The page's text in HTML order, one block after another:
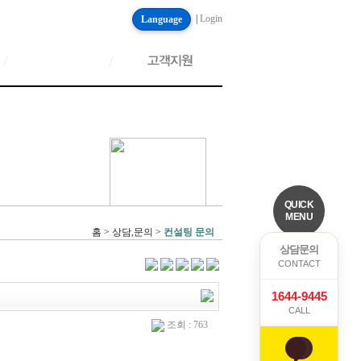
QUICK
MENU
상담문의
CONTACT
1644-9445
CALL
Language | Login
홈 > 상담,문의 > 컨설팅 문의
조회 : 763